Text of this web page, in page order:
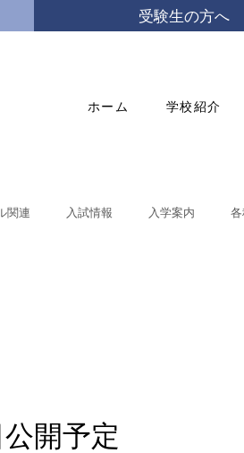
受験生の方へ
ホーム 学校紹介
関連 入試情報 入学案内
択一覧 資格・検定取得状況
開予定